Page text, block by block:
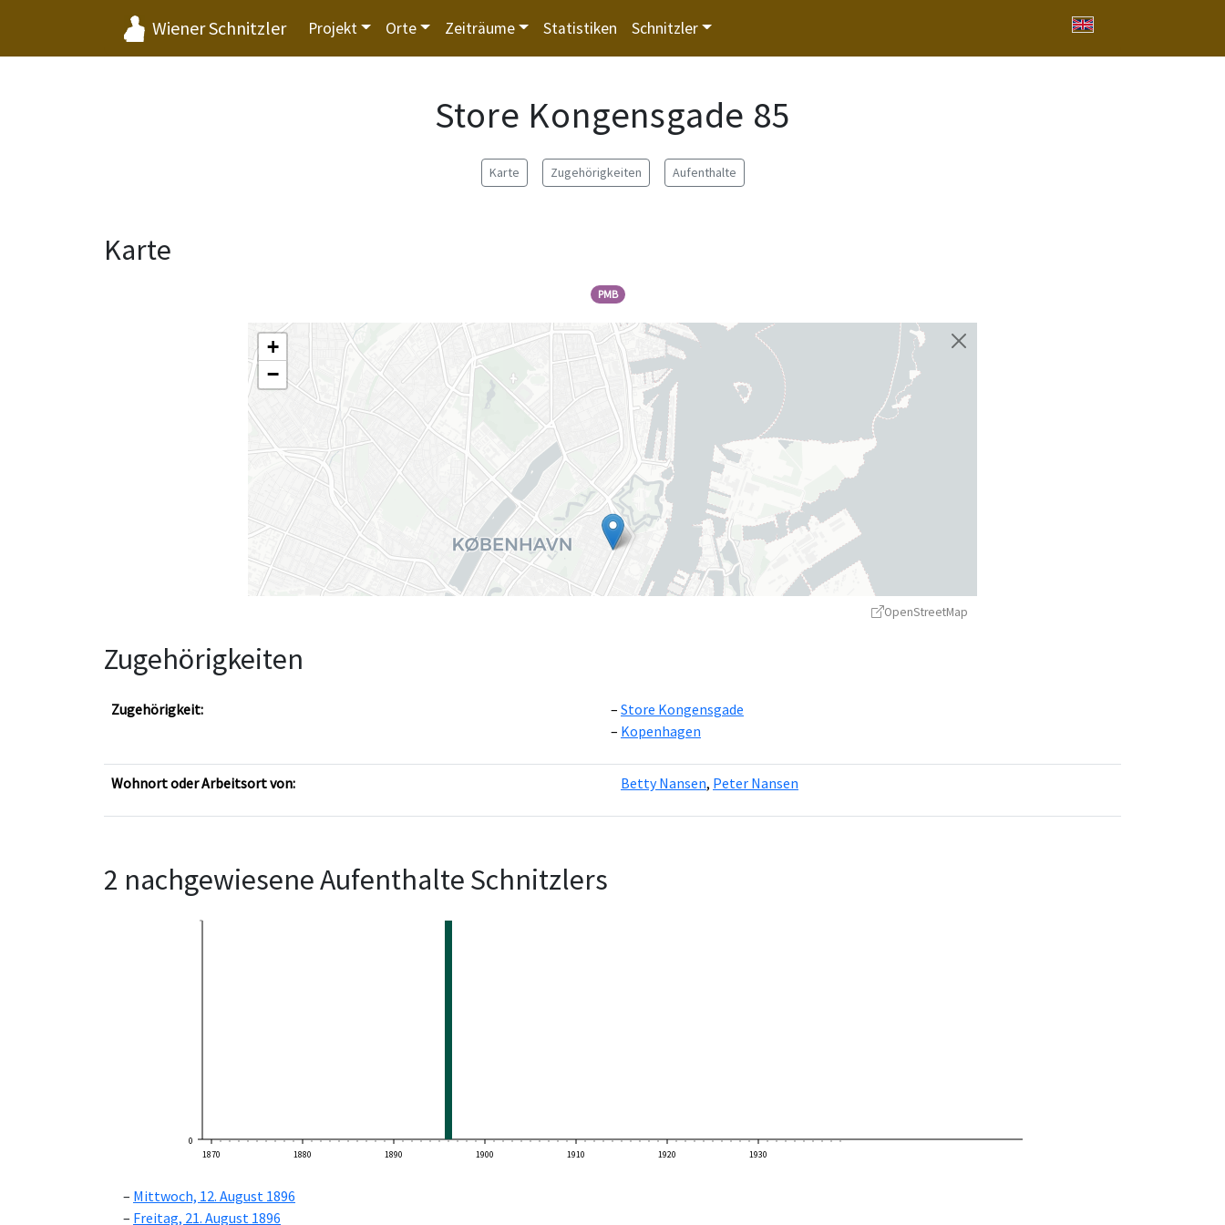
Wiener Schnitzler Projekt Orte Zeiträume Statistiken Schnitzler
Store Kongensgade 85
Karte Zugehörigkeiten Aufenthalte
Karte
PMB
+
−
OpenStreetMap
Zugehörigkeiten
Zugehörigkeit:
Store Kongensgade
Kopenhagen
Wohnort oder Arbeitsort von: Betty Nansen, Peter Nansen
2 nachgewiesene Aufenthalte Schnitzlers
0
1870
1880 1890 1900 1910 1920 1930
Mittwoch, 12. August 1896
Freitag, 21. August 1896